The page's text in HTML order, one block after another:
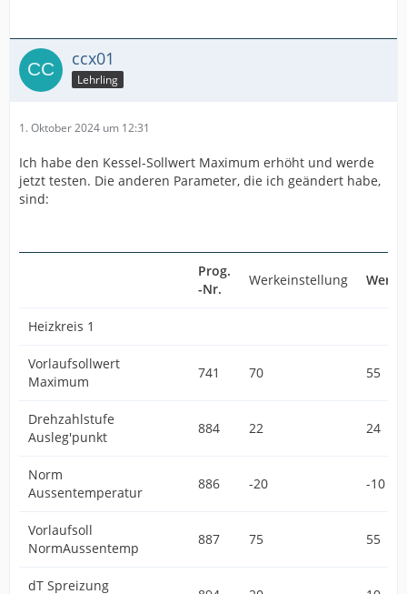
ccx01
Lehrling
1. Oktober 2024 um 12:31
Ich habe den Kessel-Sollwert Maximum erhöht und werde
jetzt testen. Die anderen Parameter, die ich geändert habe,
sind:
Prog.
-Nr.
Werkeinstellung Wert
Heizkreis 1
Vorlaufsollwert
Maximum
741 70 55
Drehzahlstufe
Ausleg'punkt
884 22 24
Norm
Aussentemperatur
886 -20 -10
Vorlaufsoll
NormAussentemp
887 75 55
dT Spreizung